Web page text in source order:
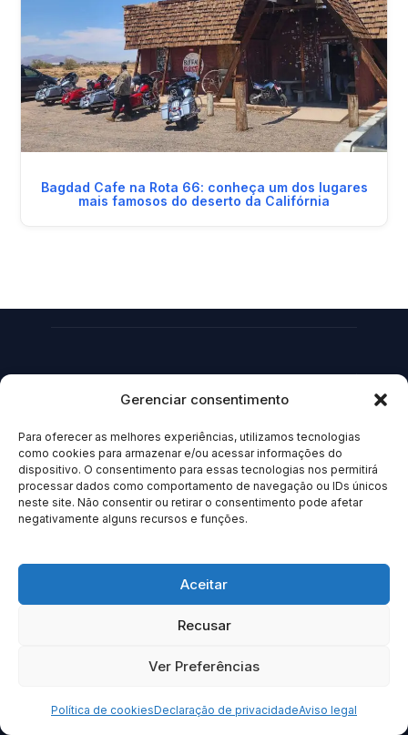
Gerenciar consentimento
Para oferecer as melhores experiências, utilizamos tecnologias
como cookies para armazenar e/ou acessar informações do
dispositivo. O consentimento para essas tecnologias nos permitirá
processar dados como comportamento de navegação ou IDs únicos
neste site. Não consentir ou retirar o consentimento pode afetar
negativamente alguns recursos e funções.
Aceitar
Recusar
Ver Preferências
Política de cookiesDeclaração de privacidadeAviso legal
Bagdad Cafe na Rota 66: conheça um dos lugares
mais famosos do deserto da Califórnia
Guia Brasileiro em Johannesburgo
Alemanha
Guia Brasileiro em Buenos Aires
Guia Brasileiro em Melbourne